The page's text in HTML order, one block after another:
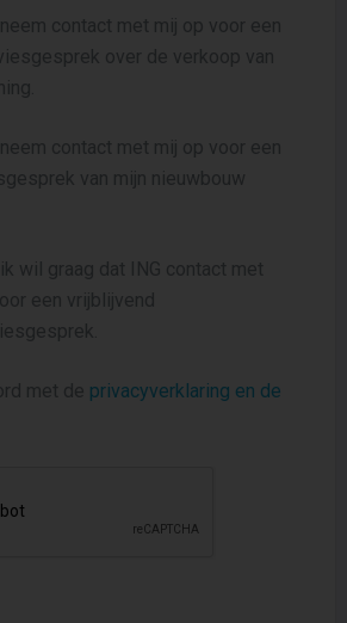
contact met mij op voor een
over de verkoop van
contact met mij op voor een
van mijn nieuwbouw
wil graag dat ING contact met
een vrijblijvend
met de privacyverklaring en de